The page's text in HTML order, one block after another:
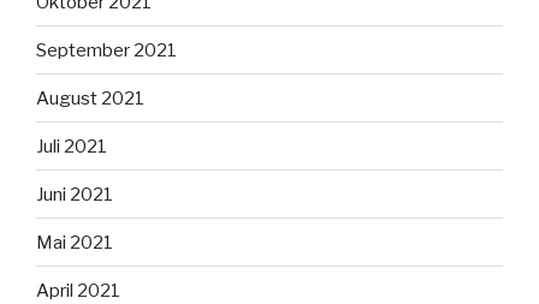
September 2021
August 2021
Juli 2021
Juni 2021
Mai 2021
April 2021